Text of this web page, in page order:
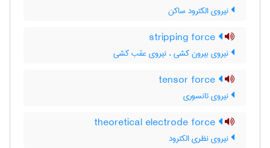
نیروی الکترود ساکن
نیروی بیرون کشی ، نیروی عقب کشی
نیروی تانسوری
نیروی نظری الکترود